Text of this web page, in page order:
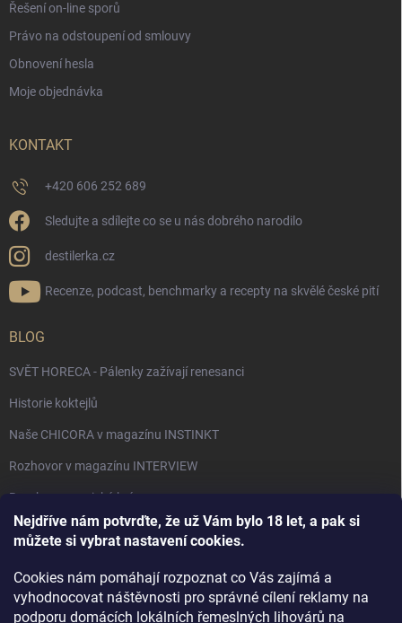
Nejdříve nám potvrďte, že už Vám bylo 18 let, a pak si
můžete si vybrat nastavení cookies.
Cookies nám pomáhají rozpoznat co Vás zajímá a
vyhodnocovat náštěvnosti pro správné cílení reklamy na
podporu domácích lokálních řemeslných lihovárů na
Řešení on-line sporů
Právo na odstoupení od smlouvy
Obnovení hesla
Moje objednávka
KONTAKT
+420 606 252 689
Sledujte a sdílejte co se u nás dobrého narodilo
destilerka.cz
Recenze, podcast, benchmarky a recepty na skvělé české pití
BLOG
SVĚT HORECA - Pálenky zažívají renesanci
Historie koktejlů
Naše CHICORA v magazínu INSTINKT
Rozhovor v magazínu INTERVIEW
Bourbon, americká krása.
Napsali v TÝDNU o naší práci
Rozhovor s DESTILERKA.CZ v magazínu DRINKING-CAT